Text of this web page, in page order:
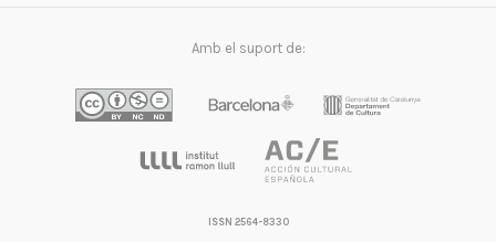
Amb el suport de:
ISSN 2564-8330